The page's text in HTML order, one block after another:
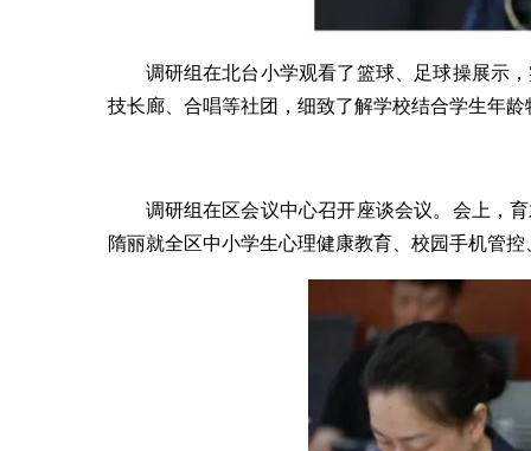
调研组在北台小学观看了篮球、足球操展示
技长廊、合唱等社团，细致了解学校结合学生年
调研组在区会议中心召开座谈会议。会上，
隋丽就全区中小学生心理健康教育、校园手机管